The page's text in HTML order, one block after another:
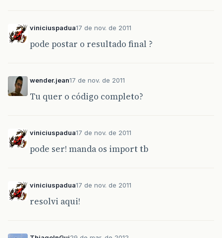
viniciuspadua17 de nov. de 2011
pode postar o resultado final ?
wender.jean17 de nov. de 2011
Tu quer o código completo?
viniciuspadua17 de nov. de 2011
pode ser! manda os import tb
viniciuspadua17 de nov. de 2011
resolvi aqui!